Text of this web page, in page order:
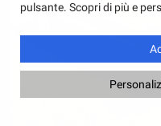
pulsante. Scopri di più e